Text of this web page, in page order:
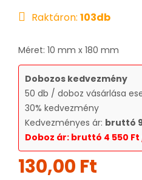
Raktáron: 103db
Méret: 10 mm x 180 mm
Dobozos kedvezmény
50 db / doboz vásárlása
30% kedvezmény
Kedvezményes ár: bruttó
Doboz ár: bruttó 4 550 Ft
130,00 Ft